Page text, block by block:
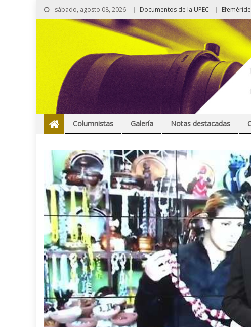
sábado, agosto 08, 2026 Documentos de la UPEC
Columnistas Galería Notas destacadas